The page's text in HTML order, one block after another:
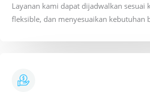
Layanan kami dapat dijadwalkan sesuai
fleksible, dan menyesuaikan kebutuhan